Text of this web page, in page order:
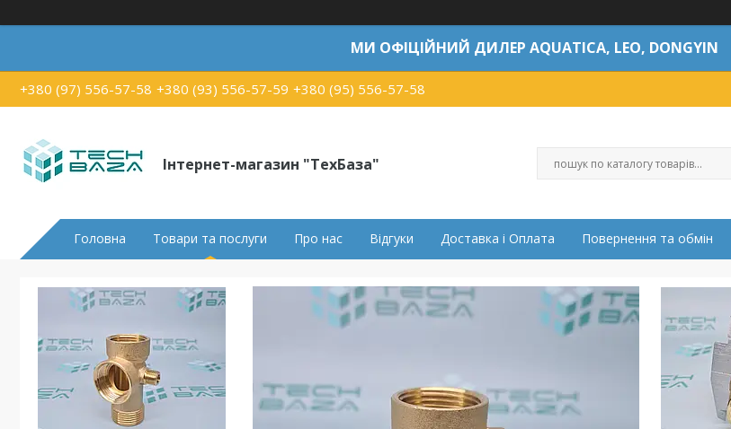
МИ ОФІЦІЙНИЙ ДИЛЕР AQUATICA, LEO, DONGYIN
+380 (97) 556-57-58 +380 (93) 556-57-59 +380 (95) 556-57-58
Інтернет-магазин "ТехБаза"
Головна Товари та послуги Про нас Відгуки Доставка і Оплата Повернення та обмін